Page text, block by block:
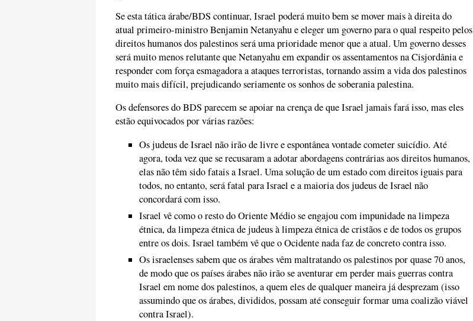
Se esta tática árabe/BDS continuar, Israel poderá muito bem se mover mais à direita do
atual primeiro-ministro Benjamin Netanyahu e eleger um governo para o qual respeito pelos
direitos humanos dos palestinos será uma prioridade menor que a atual. Um governo desses
será muito menos relutante que Netanyahu em expandir os assentamentos na Cisjordânia e
responder com força esmagadora a ataques terroristas, tornando assim a vida dos palestinos
muito mais difícil, prejudicando seriamente os sonhos de soberania palestina.
Os defensores do BDS parecem se apoiar na crença de que Israel jamais fará isso, mas eles
estão equivocados por várias razões:
Os judeus de Israel não irão de livre e espontânea vontade cometer suicídio. Até
agora, toda vez que se recusaram a adotar abordagens contrárias aos direitos humanos,
elas não têm sido fatais a Israel. Uma solução de um estado com direitos iguais para
todos, no entanto, será fatal para Israel e a maioria dos judeus de Israel não
concordará com isso.
Israel vê como o resto do Oriente Médio se engajou com impunidade na limpeza
étnica, da limpeza étnica de judeus à limpeza étnica de cristãos e de todos os grupos
entre os dois. Israel também vê que o Ocidente nada faz de concreto contra isso.
Os israelenses sabem que os árabes vêm maltratando os palestinos por quase 70 anos,
de modo que os países árabes não irão se aventurar em perder mais guerras contra
Israel em nome dos palestinos, a quem eles de qualquer maneira já desprezam (isso
assumindo que os árabes, divididos, possam até conseguir formar uma coalizão viável
contra Israel).